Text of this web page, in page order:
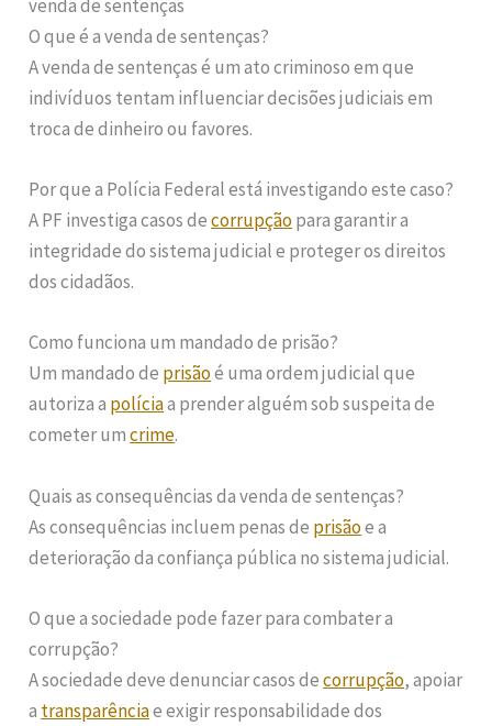
venda de sentenças
O que é a venda de sentenças?
A venda de sentenças é um ato criminoso em que
indivíduos tentam influenciar decisões judiciais em
troca de dinheiro ou favores.
Por que a Polícia Federal está investigando este caso?
A PF investiga casos decorrupçãopara garantir a
integridade do sistema judicial e proteger os direitos
dos cidadãos.
Como funciona um mandado de prisão?
Um mandado de prisãoé uma ordem judicial que
autoriza a políciaa prender alguém sob suspeita de
cometer umcrime.
Quais as consequências da venda de sentenças?
As consequências incluem penas de prisãoe a
deterioração da confiança pública no sistema judicial.
O que a sociedade pode fazer para combater a
corrupção?
A sociedade deve denunciar casos decorrupção, apoiar
a transparênciae exigir responsabilidade dos